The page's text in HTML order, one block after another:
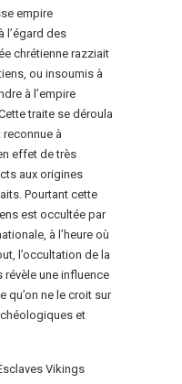
empire
l’égard des
chrétienne razziait
ou insoumis à
à l’empire
traite se déroula
reconnue à
effet de très
aux origines
Pourtant cette
est occultée par
à l’heure où
l’occultation de la
une influence
qu’on ne le croit sur
et
Vikings